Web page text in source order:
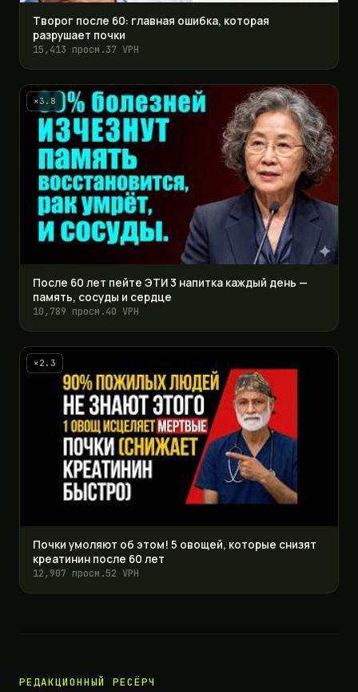
Творог после 60: главная ошибка, которая
разрушает почки
15,413 просм.37 VPH
×3.8
После 60 лет пейте ЭТИ 3 напитка каждый день —
память, сосуды и сердце
10,789 просм.40 VPH
×2.3
Почки умоляют об этом! 5 овощей, которые снизят
креатинин после 60 лет
12,907 просм.52 VPH
РЕДАКЦИОННЫЙ РЕСЁРЧ